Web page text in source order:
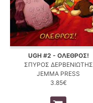
UGH #2 - ΟΛΕΘΡΟΣ!
ΣΠΥΡΟΣ ΔΕΡΒΕΝΙΩΤΗΣ
JEMMA PRESS
3.85€